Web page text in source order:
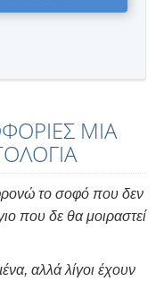
ΜΙΑ
το σοφό που δεν
που δε θα μοιραστεί
αλλά λίγοι έχουν